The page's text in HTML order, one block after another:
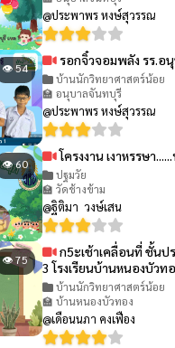
@ประพาพร หงษ์สุวรรณ
👁 54 รอกจิ๋วจอมพลัง รร.อ
บ้านนักวิทยาศาสตร์น้อย
🏫 อนุบาลจันทบุรี
@ประพาพร หงษ์สุวรรณ
👁 60 โครงงาน เงาหรรษา
ปฐมวัย
🏫 วัดช้างข้าม
@ฐิติมา วงษ์เสน
👁 75
ก5ะเช้าเคลื่อนที่ ชั้น
3 โรงเรียนบ้านหนองบัวท
บ้านนักวิทยาศาสตร์น้อย
🏫 บ้านหนองบัวทอง
@เดือนนภา คงเฟือง